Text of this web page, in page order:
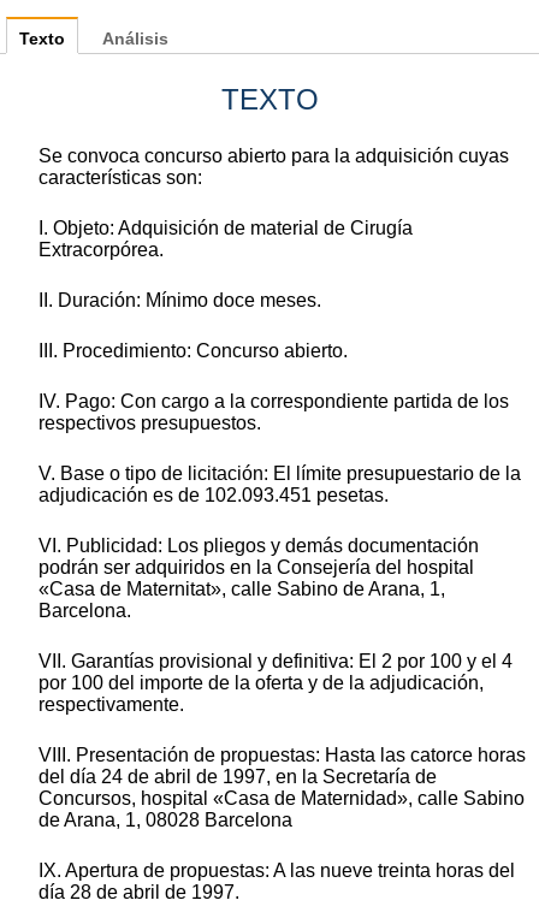
Texto
TEXTO
Se convoca concurso abierto para la adquisición cuyas
características son:
I. Objeto: Adquisición de material de Cirugía
Extracorpórea.
II. Duración: Mínimo doce meses.
III. Procedimiento: Concurso abierto.
IV. Pago: Con cargo a la correspondiente partida de los
respectivos presupuestos.
V. Base o tipo de licitación: El límite presupuestario de la
adjudicación es de 102.093.451 pesetas.
VI. Publicidad: Los pliegos y demás documentación
podrán ser adquiridos en la Consejería del hospital
«Casa de Maternitat», calle Sabino de Arana, 1,
Barcelona.
VII. Garantías provisional y definitiva: El 2 por 100 y el 4
por 100 del importe de la oferta y de la adjudicación,
respectivamente.
VIII. Presentación de propuestas: Hasta las catorce horas
del día 24 de abril de 1997, en la Secretaría de
Concursos, hospital «Casa de Maternidad», calle Sabino
de Arana, 1, 08028 Barcelona
IX. Apertura de propuestas: A las nueve treinta horas del
día 28 de abril de 1997.
Análisis